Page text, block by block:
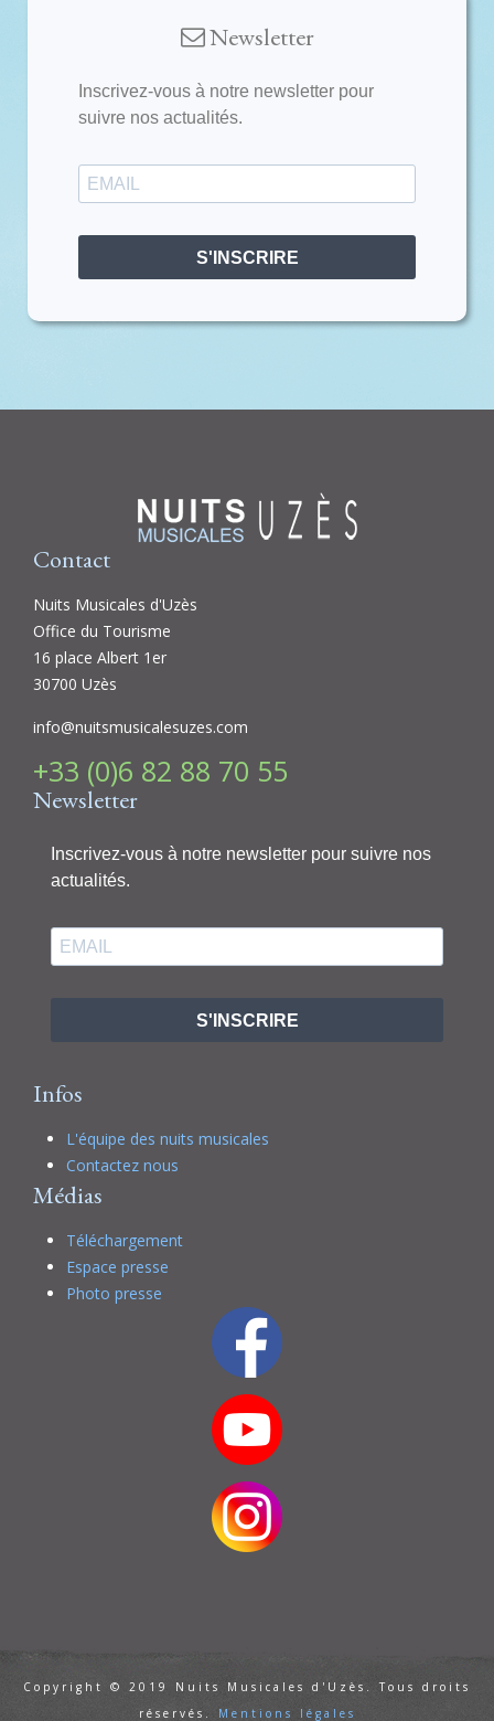
Newsletter
Inscrivez-vous à notre newsletter pour
suivre nos actualités.
S'INSCRIRE
Contact
Nuits Musicales d'Uzès
Office du Tourisme
16 place Albert 1er
30700 Uzès
info@nuitsmusicalesuzes.com
+33 (0)6 82 88 70 55
Newsletter
Inscrivez-vous à notre newsletter pour suivre nos
actualités.
S'INSCRIRE
Infos
L'équipe des nuits musicales
Contactez nous
Médias
Téléchargement
Espace presse
Photo presse
Copyright © 2019 Nuits Musicales d'Uzès. Tous droits
réservés.
Mentions légales